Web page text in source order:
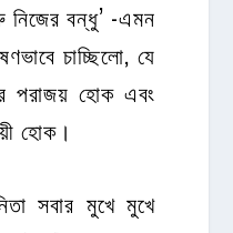
বন্ধু’ -এমন
চাচ্ছিলো, যে
পরাজয় হোক এবং
হোক।
সবার মুখে মুখে